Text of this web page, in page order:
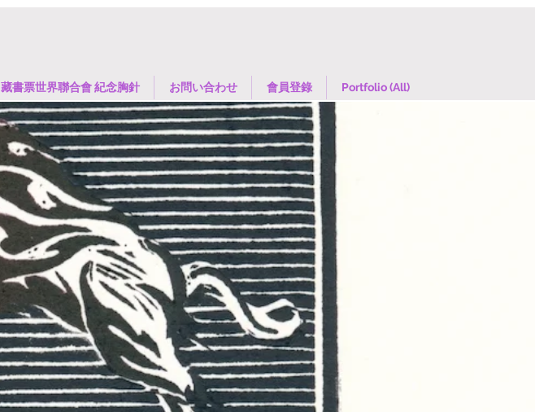
藏書票世界聯合會 紀念胸針 お問い合わせ 會員登錄 Portfolio (All)